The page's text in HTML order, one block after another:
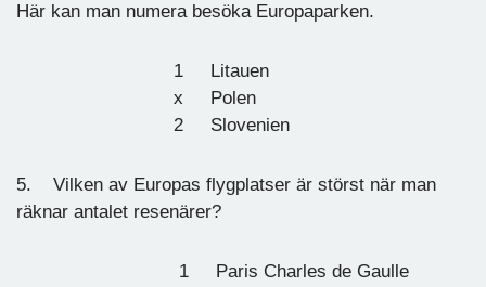
Här kan man numera besöka Europaparken.
1 Litauen
x Polen
2 Slovenien
5. Vilken av Europas flygplatser är störst när man
räknar antalet resenärer?
1 Paris Charles de Gaulle